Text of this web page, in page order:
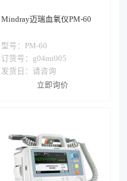
Mindray迈瑞血氧仪PM-60
型号：
PM-60
订货号：g04mi005
发货日： 请咨询
立即询价